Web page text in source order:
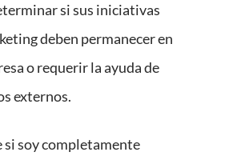
si sus iniciativas
deben permanecer en
o requerir la ayuda de
externos.
si soy completamente